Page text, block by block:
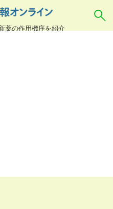
薬の作用機序を紹介